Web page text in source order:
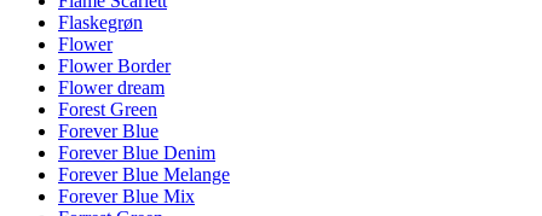
Flaskegrøn
Flower
Flower Border
Flower dream
Forest Green
Forever Blue
Forever Blue Denim
Forever Blue Melange
Forever Blue Mix